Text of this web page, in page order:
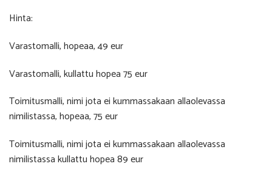
Hinta:
Varastomalli, hopeaa, 49 eur
Varastomalli, kullattu hopea 75 eur
Toimitusmalli, nimi jota ei kummassakaan allaolevassa
nimilistassa, hopeaa, 75 eur
Toimitusmalli, nimi jota ei kummassakaan allaolevassa
nimilistassa kullattu hopea 89 eur